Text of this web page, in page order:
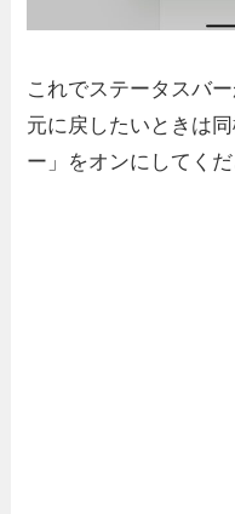
これでステータスバ
元に戻したいときは
ー」をオンにしてくだ